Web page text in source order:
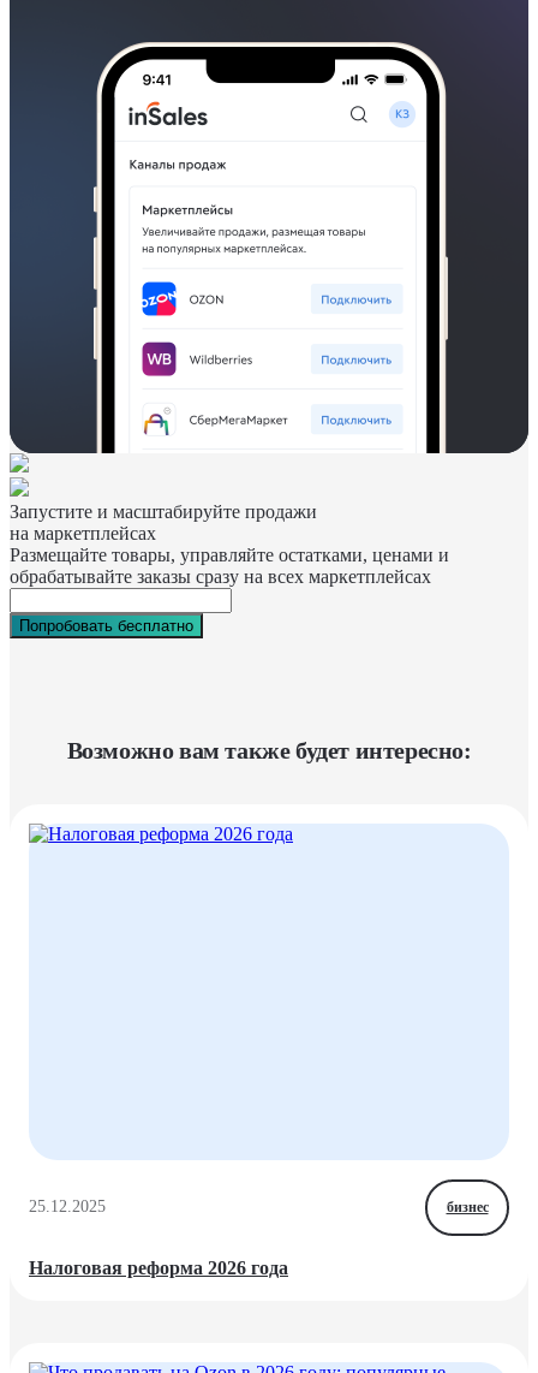
Запустите и масштабируйте продажи
на маркетплейсах
Размещайте товары, управляйте остатками, ценами и
обрабатывайте заказы сразу на всех маркетплейсах
Попробовать бесплатно
Возможно вам также будет интересно:
25.12.2025 бизнес
Налоговая реформа 2026 года